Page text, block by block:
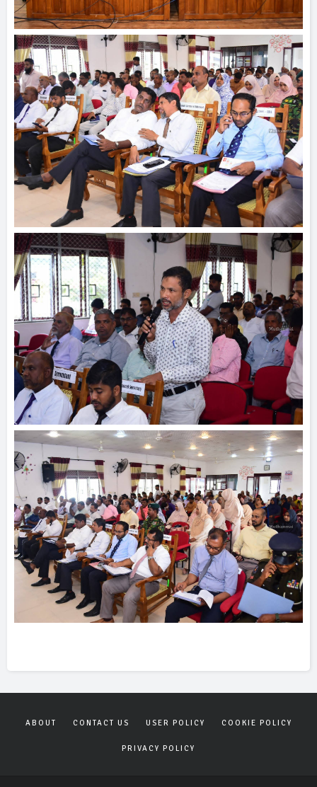
ABOUT CONTACT US USER POLICY COOKIE POLICY
PRIVACY POLICY